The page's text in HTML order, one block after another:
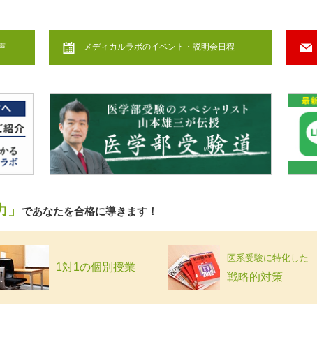
メディカルラボのイベント・説明会日程
であなたを合格に導きます！
1対1の個別授業
医系受験に特化した
戦略的対策